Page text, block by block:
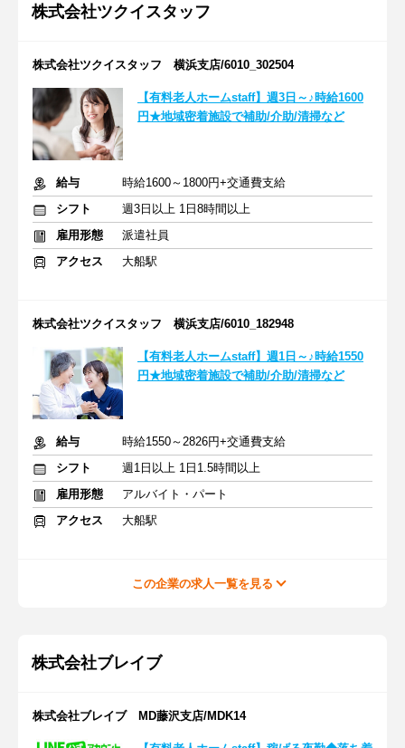
株式会社ツクイスタッフ
株式会社ツクイスタッフ 横浜支店/6010_302504
【有料老人ホームstaff】週3日～♪時給1600
円★地域密着施設で補助/介助/清掃など
給与
時給1600～1800円+交通費支給
シフト
週3日以上 1日8時間以上
雇用形態
派遣社員
アクセス
大船駅
株式会社ツクイスタッフ 横浜支店/6010_182948
【有料老人ホームstaff】週1日～♪時給1550
円★地域密着施設で補助/介助/清掃など
給与
時給1550～2826円+交通費支給
シフト
週1日以上 1日1.5時間以上
雇用形態
アルバイト・パート
アクセス
大船駅
この企業の求人一覧を見る
株式会社ブレイブ
株式会社ブレイブ MD藤沢支店/MDK14